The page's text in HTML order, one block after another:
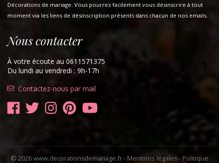
Décorations de mariage. Vous pourrez facilement vous désinscrire à tout
moment via les liens de désinscription présents dans chacun de nos emails.
Nous contacter
À votre écoute au 0611571375
Du lundi au vendredi : 9h-17h
Contactez-nous par mail
© 2026 www.decorationsdemariage.fr - Mentions légales-Politique